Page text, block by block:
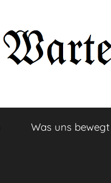
Was uns bewegt